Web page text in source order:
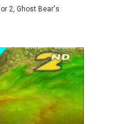
2, Ghost Bear's